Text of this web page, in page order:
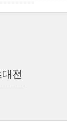
전